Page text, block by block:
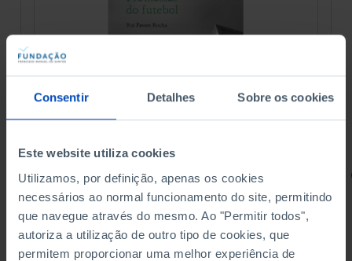
Consentir Detalhes Sobre os cookies
Este website utiliza cookies
Utilizamos, por definição, apenas os cookies
necessários ao normal funcionamento do site, permitindo
que navegue através do mesmo. Ao "Permitir todos",
autoriza a utilização de outro tipo de cookies, que
permitem proporcionar uma melhor experiência de
RETRATOS
Promessas do Futebol